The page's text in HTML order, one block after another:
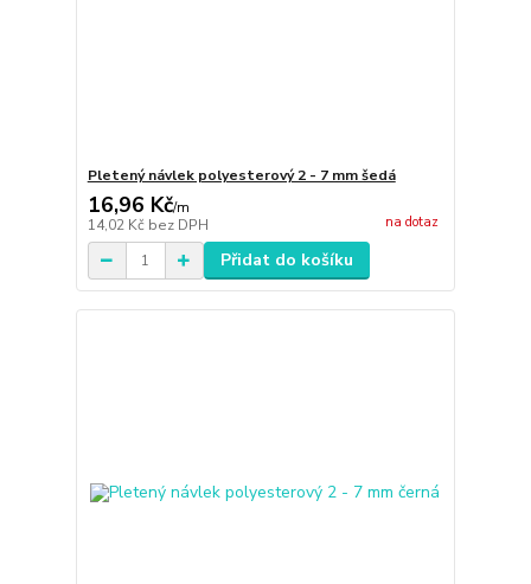
Pletený návlek polyesterový 2 - 7 mm šedá
16,96 Kč/m
14,02 Kč bez DPH na dotaz
Přidat do košíku